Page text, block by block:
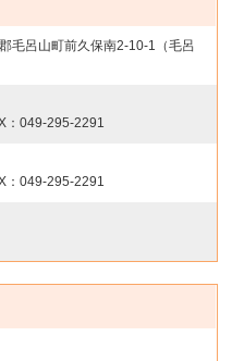
毛呂山町前久保南2-10-1（毛呂
：049-295-2291
：049-295-2291